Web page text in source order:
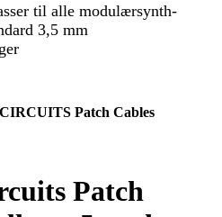
til alle modulærsynth-
3,5 mm
Patch Cables
Patch